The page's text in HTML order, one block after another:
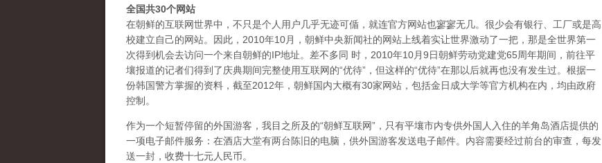
全国共30个网站
在朝鲜的互联网世界中，不只是个人用户几乎无迹可偱，就连官方网站也寥寥无几。很少会有银行、工厂或是高
校建立自己的网站。因此，2010年10月，朝鲜中央新闻社的网站上线着实让世界激动了一把，那是全世界第一
次得到机会去访问一个来自朝鲜的IP地址。差不多同 时，2010年10月9日朝鲜劳动党建党65周年期间，前往平
壤报道的记者们得到了庆典期间完整使用互联网的“优待”，但这样的“优待”在那以后就再也没有发生过。根据一
份韩国警方掌握的资料，截至2012年，朝鲜国内大概有30家网站，包括金日成大学等官方机构在内，均由政府
控制。
作为一个短暂停留的外国游客，我目之所及的“朝鲜互联网”，只有平壤市内专供外国人入住的羊角岛酒店提供的
一项电子邮件服务：在酒店大堂有两台陈旧的电脑，供外国游客发送电子邮件。内容需要经过前台的审查，每发
送一封，收费十七元人民币。